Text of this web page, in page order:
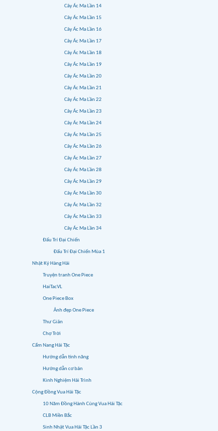
Cây Ác Ma Lần 14
Cây Ác Ma Lần 15
Cây Ác Ma Lần 16
Cây Ác Ma Lần 17
Cây Ác Ma Lần 18
Cây Ác Ma Lần 19
Cây Ác Ma Lần 20
Cây Ác Ma Lần 21
Cây Ác Ma Lần 22
Cây Ác Ma Lần 23
Cây Ác Ma Lần 24
Cây Ác Ma Lần 25
Cây Ác Ma Lần 26
Cây Ác Ma Lần 27
Cây Ác Ma Lần 28
Cây Ác Ma Lần 29
Cây Ác Ma Lần 30
Cây Ác Ma Lần 32
Cây Ác Ma Lần 33
Cây Ác Ma Lần 34
Đấu Trí Đại Chiến
Đấu Trí Đại Chiến Mùa 1
Nhật Ký Hàng Hải
Truyện tranh One Piece
HaiTacVL
One Piece Box
Ảnh đẹp One Piece
Thư Giãn
Chợ Trời
Cẩm Nang Hải Tặc
Hướng dẫn tính năng
Hướng dẫn cơ bản
Kinh Nghiệm Hải Trình
Cộng Đồng Vua Hải Tặc
10 Năm Đồng Hành Cùng Vua Hải Tặc
CLB Miền Bắc
Sinh Nhật Vua Hải Tặc Lần 3